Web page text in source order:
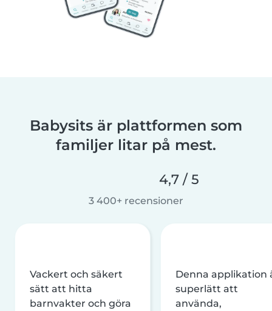
Babysits är plattformen som
familjer litar på mest.
4,7 / 5
3 400+ recensioner
Vackert och säkert
sätt att hitta
barnvakter och göra
Denna applikation
superlätt att
använda,